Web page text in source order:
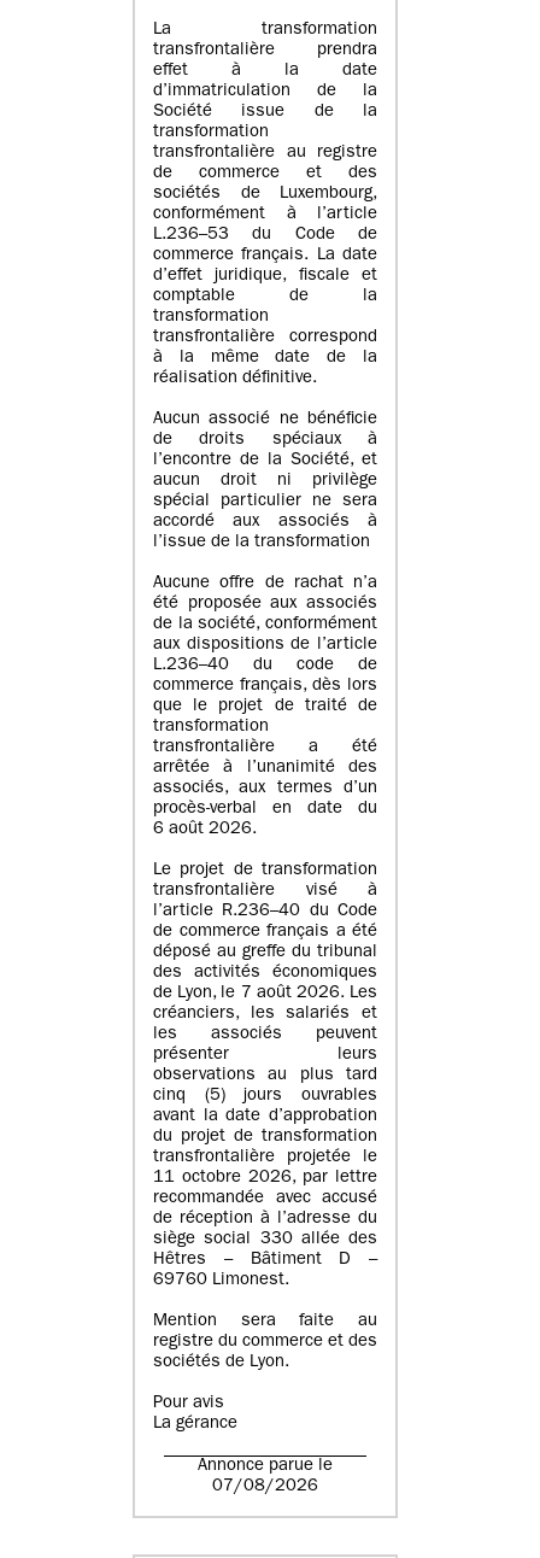
La transformation
transfrontalière prendra
effet à la date
d’immatriculation de la
Société issue de la
transformation
transfrontalière au registre
de commerce et des
sociétés de Luxembourg,
conformément à l’article
L.236–53 du Code de
commerce français. La date
d’effet juridique, fiscale et
comptable de la
transformation
transfrontalière correspond
à la même date de la
réalisation définitive.
Aucun associé ne bénéficie
de droits spéciaux à
l’encontre de la Société, et
aucun droit ni privilège
spécial particulier ne sera
accordé aux associés à
l’issue de la transformation
Aucune offre de rachat n’a
été proposée aux associés
de la société, conformément
aux dispositions de l’article
L.236–40 du code de
commerce français, dès lors
que le projet de traité de
transformation
transfrontalière a été
arrêtée à l’unanimité des
associés, aux termes d’un
procès-verbal en date du
6 août 2026.
Le projet de transformation
transfrontalière visé à
l’article R.236–40 du Code
de commerce français a été
déposé au greffe du tribunal
des activités économiques
de Lyon, le 7 août 2026. Les
créanciers, les salariés et
les associés peuvent
présenter leurs
observations au plus tard
cinq (5) jours ouvrables
avant la date d’approbation
du projet de transformation
transfrontalière projetée le
11 octobre 2026, par lettre
recommandée avec accusé
de réception à l’adresse du
siège social 330 allée des
Hêtres – Bâtiment D –
69760 Limonest.
Mention sera faite au
registre du commerce et des
sociétés de Lyon.
Pour avis
La gérance
Annonce parue le
07/08/2026